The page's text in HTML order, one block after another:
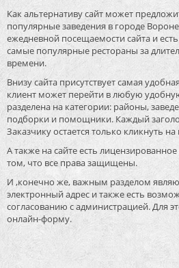
Как альтернативу сайт может
популярные заведения в городе
ежедневной посещаемости сайта и
самые популярные рестораны за
времени.
Внизу сайта присутствует самая
клиент может перейти в любую
разделена на категории: районы,
подборки и помощники. Каждый
Заказчику остается только кликнуть
А также на сайте есть
том, что все права защищены.
И ,конечно же, важным разделом
электронный адрес и также есть
согласованию с администрацией. Для
онлайн-форму.